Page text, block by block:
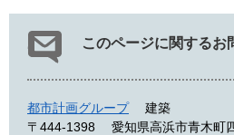
このページに関するお
都市計画グループ
建築
〒444-1398
愛知県高浜市青木町